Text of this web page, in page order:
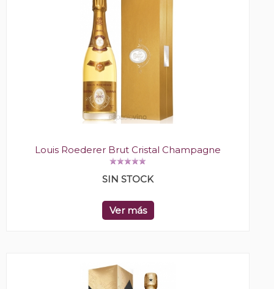
Louis Roederer Brut Cristal Champagne
SIN STOCK
Ver más